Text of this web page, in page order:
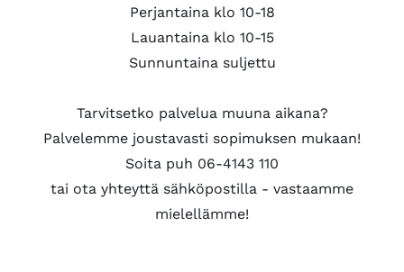
Perjantaina klo 10-18
Lauantaina klo 10-15
Sunnuntaina suljettu
Tarvitsetko palvelua muuna aikana?
Palvelemme joustavasti sopimuksen mukaan!
Soita puh 06-4143 110
tai ota yhteyttä sähköpostilla - vastaamme
mielellämme!